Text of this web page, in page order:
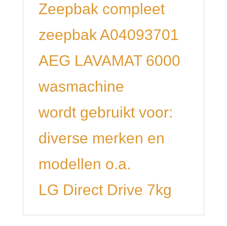
Zeepbak compleet
zeepbak A04093701
AEG LAVAMAT 6000
wasmachine
wordt gebruikt voor:
diverse merken en
modellen o.a.
LG Direct Drive 7kg